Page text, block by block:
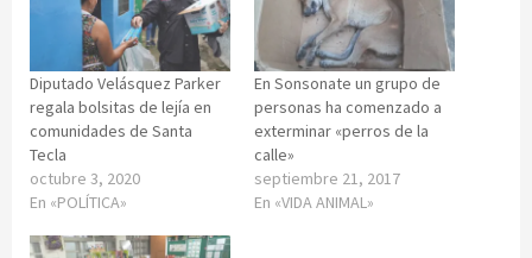
Diputado Velásquez Parker
regala bolsitas de lejía en
comunidades de Santa
Tecla
octubre 3, 2020
En «POLÍTICA»
En Sonsonate un grupo de
personas ha comenzado a
exterminar «perros de la
calle»
septiembre 21, 2017
En «VIDA ANIMAL»